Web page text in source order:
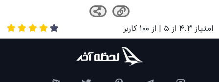
امتیاز 4.3 از 5 | از 100 کاربر